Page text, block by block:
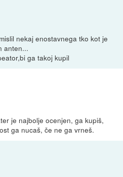
nekaj enostavnega tko kot je
anten...
ga takoj kupil
je najbolje ocenjen, ga kupiš,
ga nucaš, če ne ga vrneš.